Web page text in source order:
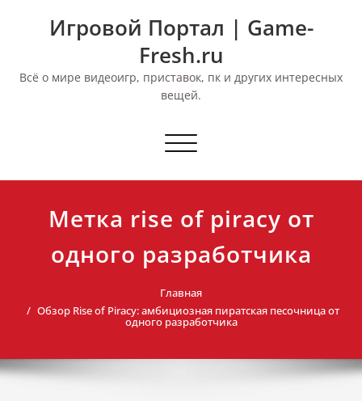
Игровой Портал | Game-
Fresh.ru
Всё о мире видеоигр, приставок, пк и других интересных
вещей.
Переключить
Метка rise of piracy от
одного разработчика
Главная
Обзор Rise of Piracy: амбициозная пиратская песочница от
одного разработчика